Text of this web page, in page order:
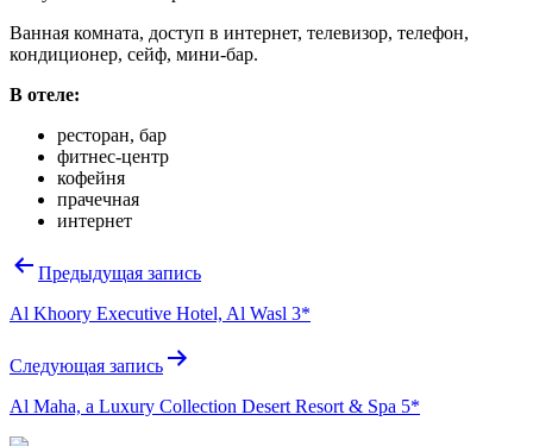
Ванная комната, доступ в интернет, телевизор, телефон,
кондиционер, сейф, мини-бар.
В отеле:
ресторан, бар
фитнес-центр
кофейня
прачечная
интернет
Навигация
записям
Предыдущая запись
Al Khoory Executive Hotel, Al Wasl 3*
Следующая запись
Al Maha, a Luxury Collection Desert Resort & Spa 5*